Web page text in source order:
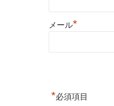
メール*
*必須項目